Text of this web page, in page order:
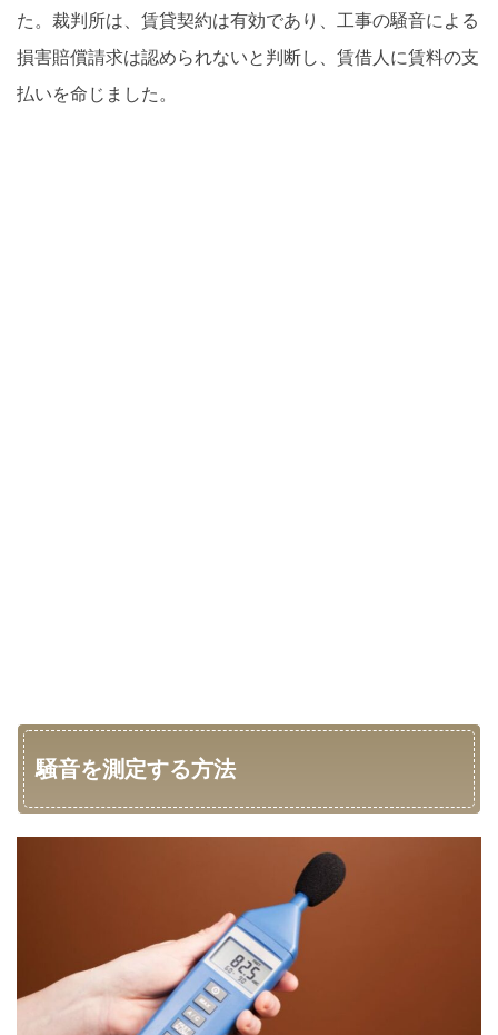
た。裁判所は、賃貸契約は有効であり、工事の騒音による
損害賠償請求は認められないと判断し、賃借人に賃料の支
払いを命じました。
騒音を測定する方法